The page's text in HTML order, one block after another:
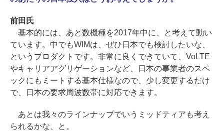
前田氏
基本的には、あと数機種を2017年中に、と考えて動い
ています。中でもWIMは、ぜひ日本でも検討したいな、
というプロダクトです。非常に良くできていて、VoLTE
やキャリアアグリゲーションなど、日本の事業者のスペ
ックにもミートする基本仕様なので、少し変更するだけ
で、日本の要求周波数帯に対応できます。
あとは我々のラインナップでいうミッドティアも考え
られるかな、と。